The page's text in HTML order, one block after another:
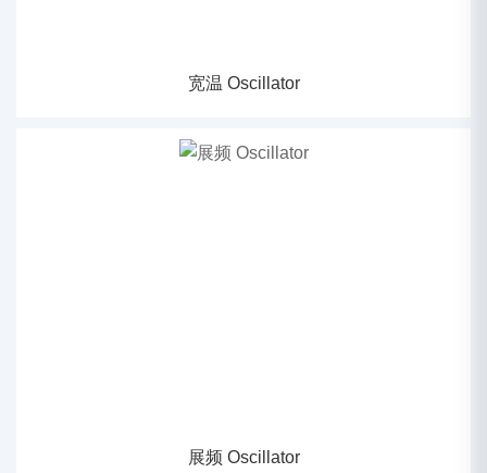
宽温 Oscillator
展频 Oscillator